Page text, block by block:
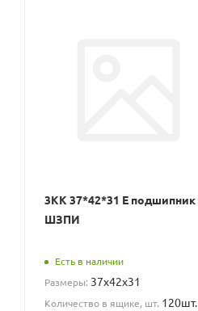
3КК 37*42*31 Е подшипник
ШЗПИ
Есть в наличии
Размеры: 37x42x31
Количество в ящике, шт. 120шт.